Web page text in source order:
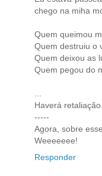
chego na miha
Quem queimou
Quem destruiu o
Quem deixou as
Quem pegou do
...
Haverá retaliação.
-----
Agora, sobre
Weeeeeee!
Responder